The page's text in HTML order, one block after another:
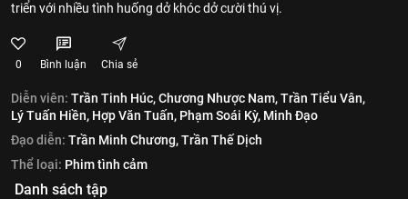
triển với nhiều tình huống dở khóc dở cười thú vị.
0 Bình luận Chia sẻ
Diễn viên: Trần Tinh Húc,Chương Nhược Nam,Trần Tiểu Vân,
Lý Tuấn Hiền, Hợp Văn Tuấn, Phạm Soái Kỳ, Minh Đạo
Đạo diễn: Trần Minh Chương,Trần Thế Dịch
Thể loại: Phim tình cảm
Danh sách tập